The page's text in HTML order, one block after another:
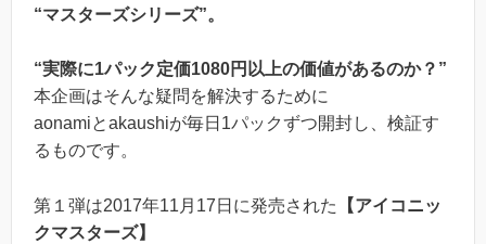
“マスターズシリーズ”。
“実際に1パック定価1080円以上の価値があるのか？”
本企画はそんな疑問を解決するために
aonamiとakaushiが毎日1パックずつ開封し、検証す
るものです。
第１弾は2017年11月17日に発売された
【アイコニッ
クマスターズ】